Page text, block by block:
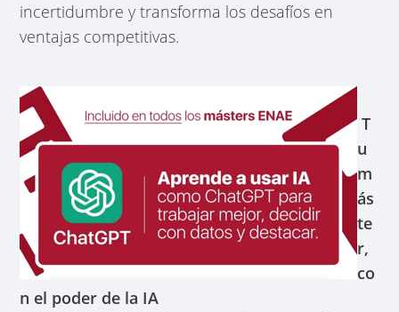
incertidumbre y transforma los desafíos en
ventajas competitivas.
T
u
m
ás
te
r,
co
n el poder de la IA